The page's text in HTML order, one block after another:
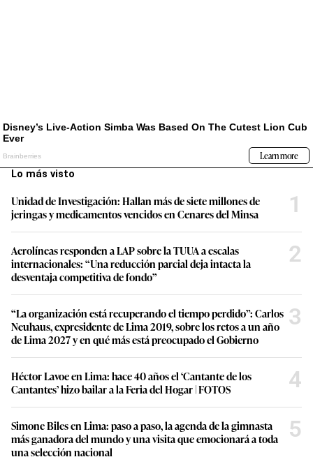
Lo más visto
Unidad de Investigación: Hallan más de siete millones de
jeringas y medicamentos vencidos en Cenares del Minsa
1
Aerolíneas responden a LAP sobre la TUUA a escalas
internacionales: “Una reducción parcial deja intacta la
desventaja competitiva de fondo”
2
“La organización está recuperando el tiempo perdido”: Carlos
Neuhaus, expresidente de Lima 2019, sobre los retos a un año
de Lima 2027 y en qué más está preocupado el Gobierno
3
Héctor Lavoe en Lima: hace 40 años el ‘Cantante de los
Cantantes’ hizo bailar a la Feria del Hogar | FOTOS
4
Simone Biles en Lima: paso a paso, la agenda de la gimnasta
más ganadora del mundo y una visita que emocionará a toda
una selección nacional
5